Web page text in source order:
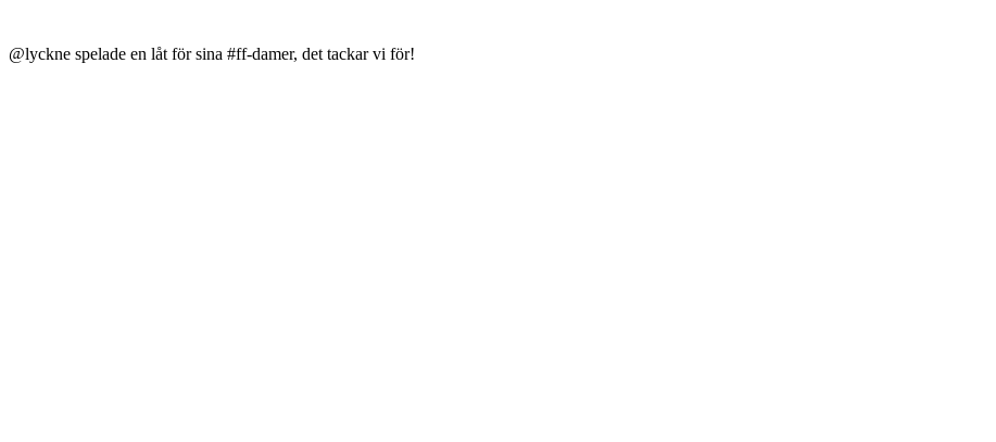
@lyckne spelade en låt för sina #ff-damer, det tackar vi för!